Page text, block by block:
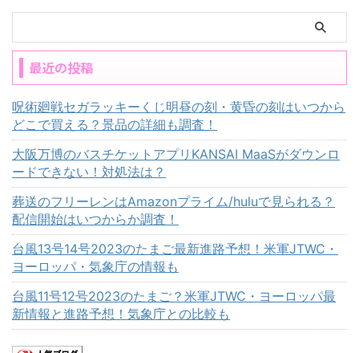
最近の投稿
呪術廻戦セガラッキーくじ明昼の刻・黄昏の刻はいつから
どこで買える？景品の詳細も調査！
大阪万博のバスチケットアプリKANSAI MaaSがダウンロ
ードできない！対処法は？
葬送のフリーレンはAmazonプライム/huluで見られる？
配信開始はいつからか調査！
台風13号14号2023のたまご最新進路予想！米軍JTWC・
ヨーロッパ・気象庁の情報も
台風11号12号2023のたまご？米軍JTWC・ヨーロッパ最
新情報と進路予想！気象庁との比較も